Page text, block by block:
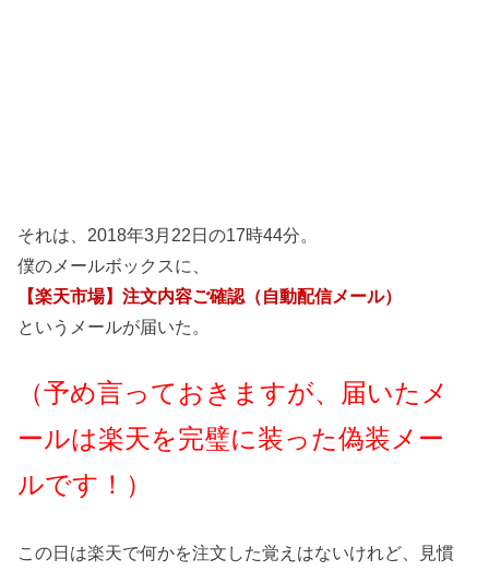
それは、2018年3月22日の17時44分。
僕のメールボックスに、
【楽天市場】注文内容ご確認（自動配信メール）
というメールが届いた。
（予め言っておきますが、届いたメ
ールは楽天を完璧に装った偽装メー
ルです！）
この日は楽天で何かを注文した覚えはないけれど、見慣